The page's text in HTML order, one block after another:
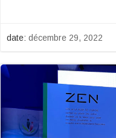
date: décembre 29, 2022